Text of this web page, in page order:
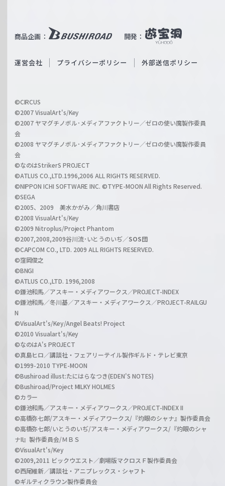
ß
c
a
r
z
商品企画： 開発：
b
O
i
l
h
a
n
l
運営会社 プライバシーポリシー 外部送信ポリシー
©CIRCUS
©2007 VisualArt's/Key
©2007 ヤマグチノボル･メディアファクトリー／ゼロの使い魔製作委員
会
©2008 ヤマグチノボル･メディアファクトリー／ゼロの使い魔製作委員
会
©なのはStrikerS PROJECT
©ATLUS CO.,LTD.1996,2006 ALL RIGHTS RESERVED.
©NIPPON ICHI SOFTWARE INC. ©TYPE-MOON All Rights Reserved.
©SEGA
©2005、2009 美水かがみ／角川書店
©2008 VisualArt's/Key
©2009 Nitroplus/Project Phantom
©2007,2008,2009谷川流･いとうのいぢ／SOS団
©CAPCOM CO., LTD. 2009 ALL RIGHTS RESERVED.
©窪岡俊之
©BNGI
©ATLUS CO.,LTD. 1996,2008
©鎌池和馬／アスキー・メディアワークス／PROJECT-INDEX
©鎌池和馬／冬川基／アスキー・メディアワークス／PROJECT-RAILGU
N
©VisualArt's/Key/Angel Beats! Project
©2010 Visualart's/Key
©なのはA's PROJECT
©真島ヒロ／講談社・フェアリーテイル製作ギルド・テレビ東京
©1999-2010 TYPE-MOON
©Bushiroad illust:たにはらなつき(EDEN'S NOTES)
©Bushiroad/Project MILKY HOLMES
©カラー
©鎌池和馬／アスキー・メディアワークス／PROJECT-INDEX II
©高橋弥七郎/アスキー・メディアワークス/『灼眼のシャナ』製作委員会
©高橋弥七郎/いとうのいぢ/アスキー・メディアワークス/『灼眼のシャ
ナII』製作委員会/ＭＢＳ
©VisualArt's/Key
©2009,2011 ビックウエスト／劇場版マクロスＦ製作委員会
©西尾維新／講談社・アニプレックス・シャフト
©ギルティクラウン製作委員会